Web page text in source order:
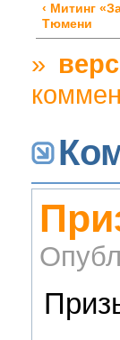
‹ Митинг
Тюмени
»